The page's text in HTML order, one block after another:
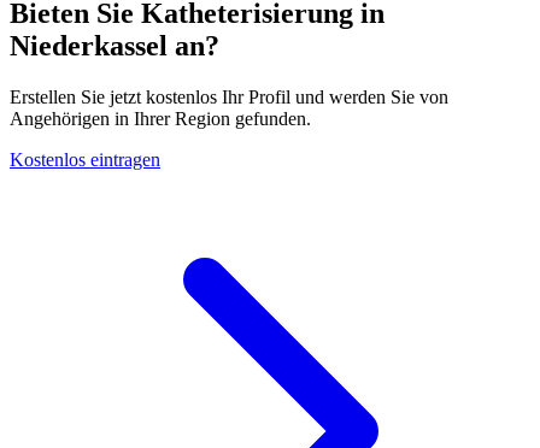
Bieten Sie Katheterisierung in
Niederkassel an?
Erstellen Sie jetzt kostenlos Ihr Profil und werden Sie von
Angehörigen in Ihrer Region gefunden.
Kostenlos eintragen